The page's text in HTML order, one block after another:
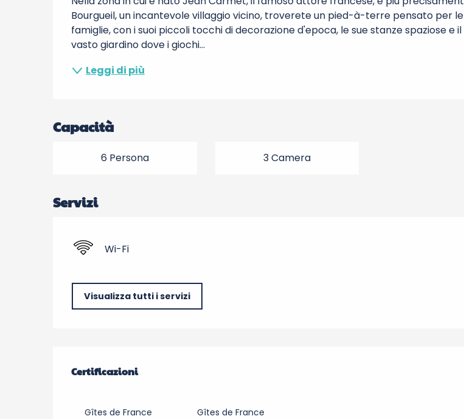
Bourgueil, un incantevole villaggio vicino, troverete un pied-à-terre pensato per le
famiglie, con i suoi piccoli tocchi di decorazione d'epoca, le sue stanze spaziose e il
vasto giardino dove i giochi...
Leggi di più
Capacità
6 Persona 3 Camera
Servizi
Wi-Fi
Visualizza tutti i servizi
Offerte di prestazioni
Certificazioni
Certificazioni
Gîtes de France Gîtes de France